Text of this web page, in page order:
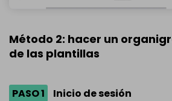
Método 2: hacer un
de las plantillas
PASO 1 Inicio de sesión